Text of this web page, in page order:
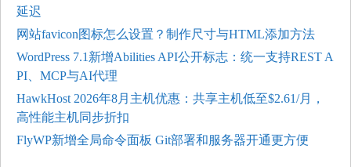
延迟
网站favicon图标怎么设置？制作尺寸与HTML添加方法
WordPress 7.1新增Abilities API公开标志：统一支持REST A
PI、MCP与AI代理
HawkHost 2026年8月主机优惠：共享主机低至$2.61/月，
高性能主机同步折扣
FlyWP新增全局命令面板 Git部署和服务器开通更方便